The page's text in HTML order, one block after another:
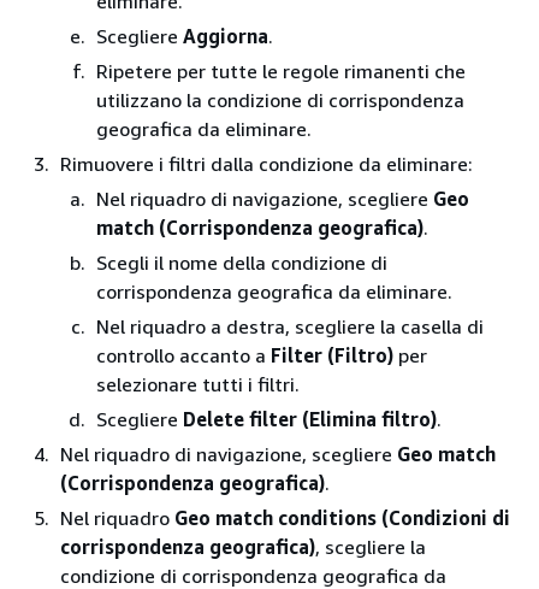
Scegliere Aggiorna.
Ripetere per tutte le regole rimanenti che
utilizzano la condizione di corrispondenza
geografica da eliminare.
Rimuovere i filtri dalla condizione da eliminare:
Nel riquadro di navigazione, scegliere Geo
match (Corrispondenza geografica).
Scegli il nome della condizione di
corrispondenza geografica da eliminare.
Nel riquadro a destra, scegliere la casella di
controllo accanto a Filter (Filtro) per
selezionare tutti i filtri.
Scegliere Delete filter (Elimina filtro).
Nel riquadro di navigazione, scegliere Geo match
(Corrispondenza geografica).
Nel riquadro Geo match conditions (Condizioni di
corrispondenza geografica), scegliere la
condizione di corrispondenza geografica da